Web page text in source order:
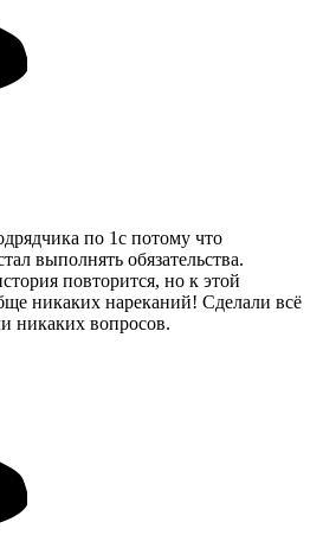
по 1с потому что
выполнять обязательства.
повторится, но к этой
никаких нареканий! Сделали всё
никаких вопросов.